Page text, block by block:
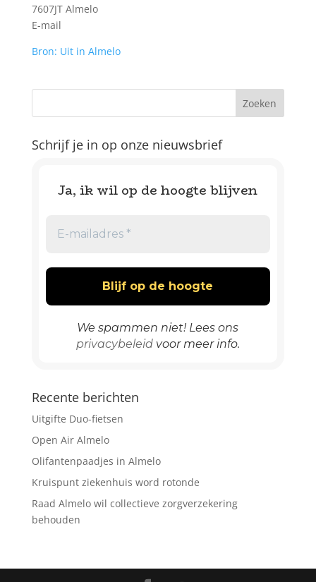
7607JT Almelo
E-mail
Bron: Uit in Almelo
Schrijf je in op onze nieuwsbrief
Ja, ik wil op de hoogte blijven
We spammen niet! Lees ons
privacybeleidvoor meer info.
Recente berichten
Uitgifte Duo-fietsen
Open Air Almelo
Olifantenpaadjes in Almelo
Kruispunt ziekenhuis word rotonde
Raad Almelo wil collectieve zorgverzekering
behouden